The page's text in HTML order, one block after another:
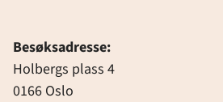
Besøksadresse:
Holbergs plass 4
0166 Oslo